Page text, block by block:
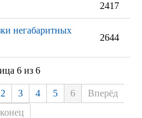
2417
негабаритных
2644
6 из 6
2 3 4 5 6
Вперёд